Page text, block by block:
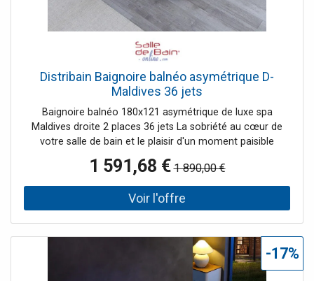
Distribain Baignoire balnéo asymétrique D-
Maldives 36 jets
Baignoire balnéo 180x121 asymétrique de luxe spa
Maldives droite 2 places 36 jets La sobriété au cœur de
votre salle de bain et le plaisir d'un moment paisible
partagé avec votre partenaire sont à découvrir sans plus
attendre grâce à cette baignoire asymétrique de 180cm
au design épuré. Pilotez les 36 jets de massage à votre
service à l'aide du panneau de contrôle tactile
vous permet de garder votre bain à température
constante. Les 7 leds en façade soulignent joliment la
courbure de l'angle à hublot. Afin de créer une ambiance
1 591,68 € 1 890,00 €
-17%